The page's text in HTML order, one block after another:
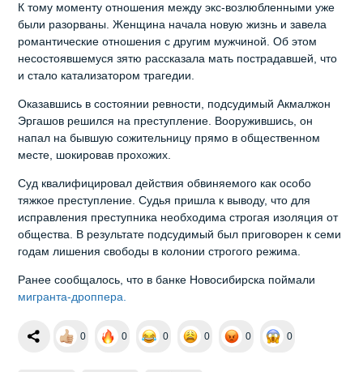
К тому моменту отношения между экс-возлюбленными уже
были разорваны. Женщина начала новую жизнь и завела
романтические отношения с другим мужчиной. Об этом
несостоявшемуся зятю рассказала мать пострадавшей, что
и стало катализатором трагедии.
Оказавшись в состоянии ревности, подсудимый Акмалжон
Эргашов решился на преступление. Вооружившись, он
напал на бывшую сожительницу прямо в общественном
месте, шокировав прохожих.
Суд квалифицировал действия обвиняемого как особо
тяжкое преступление. Судья пришла к выводу, что для
исправления преступника необходима строгая изоляция от
общества. В результате подсудимый был приговорен к семи
годам лишения свободы в колонии строгого режима.
Ранее сообщалось, что в банке Новосибирска поймали
мигранта-дроппера.
0 0 0 0 0 0